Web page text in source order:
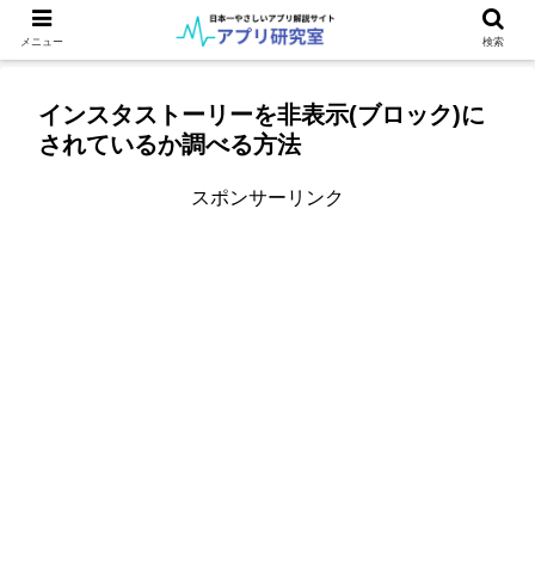
インスタストーリーを非表示(ブロック)に
されているか調べる方法
スポンサーリンク
メニュー 検索